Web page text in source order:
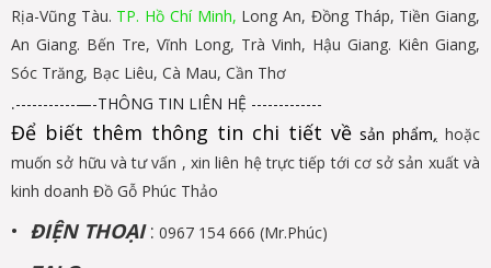
Rịa-Vũng Tàu. TP. Hồ Chí Minh, Long An, Đồng Tháp, Tiền Giang,
An Giang. Bến Tre, Vĩnh Long, Trà Vinh, Hậu Giang. Kiên Giang,
Sóc Trăng, Bạc Liêu, Cà Mau, Cần Thơ
.-----------—-THÔNG TIN LIÊN HỆ -------------
Để biết thêm thông tin chi tiết về sản phẩm, hoặc
muốn sở hữu và tư vấn , xin liên hệ trực tiếp tới cơ sở sản xuất và
kinh doanh Đồ Gỗ Phúc Thảo
• ĐIỆN THOẠI: 0967 154 666 (Mr.Phúc)